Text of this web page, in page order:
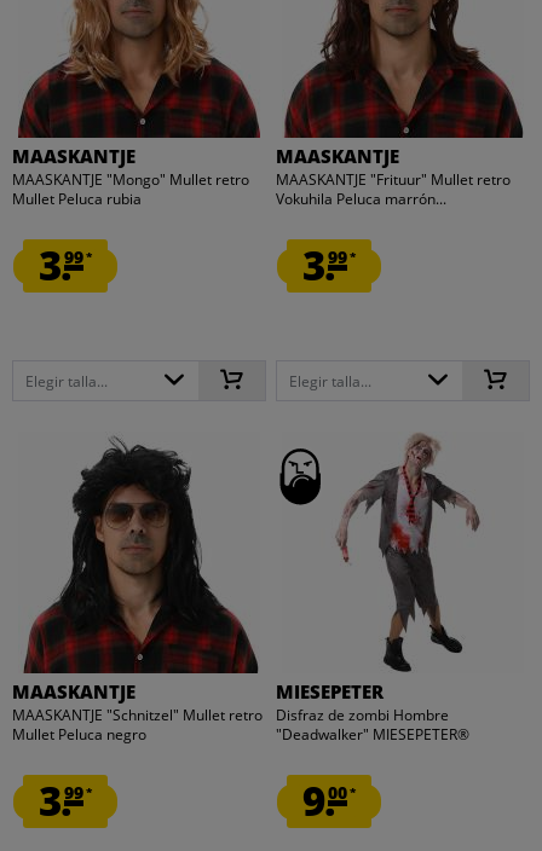
MAASKANTJE
MAASKANTJE "Mongo" Mullet retro
Mullet Peluca rubia
3.99*
Elegir talla...
MAASKANTJE
MAASKANTJE "Frituur" Mullet retro
Vokuhila Peluca marrón...
3.99*
Elegir talla...
MAASKANTJE
MAASKANTJE "Schnitzel" Mullet retro
Mullet Peluca negro
3.99*
MIESEPETER
Disfraz de zombi Hombre
"Deadwalker" MIESEPETER®
9.00*